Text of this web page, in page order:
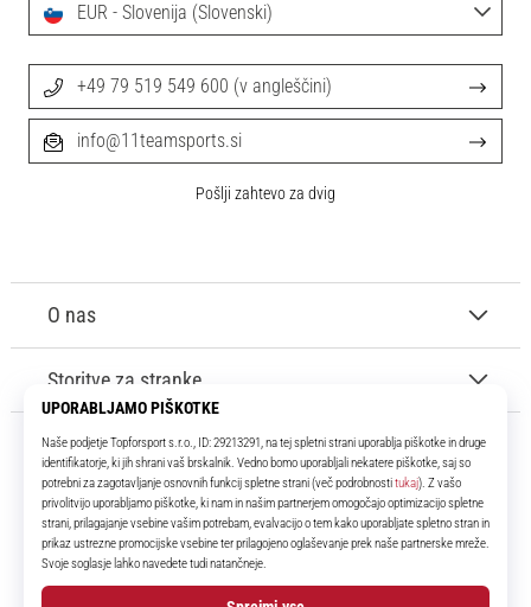
11teamsports.si
Že več kot 16 let smo vaši soigralci ter vam predstavljamo najboljše in
najnovejše izdelke iz sveta nogometa.
O nas
Storitve za stranke
EUR - Slovenija (Slovenski)
+49 79 519 549 600 (v angleščini)
info@11teamsports.si
Pošlji zahtevo za dvig